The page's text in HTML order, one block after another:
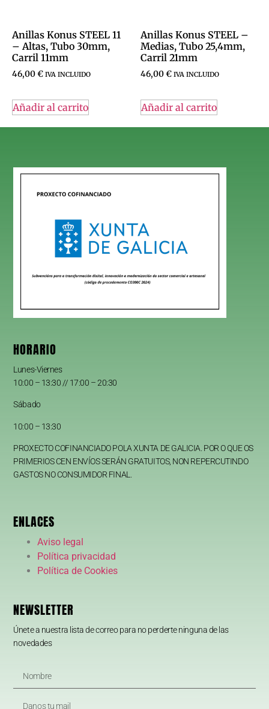
Anillas Konus STEEL 11
– Altas, Tubo 30mm,
Carril 11mm
46,00€ IVA INCLUIDO
Añadir al carrito
Anillas Konus STEEL –
Medias, Tubo 25,4mm,
Carril 21mm
46,00€ IVA INCLUIDO
Añadir al carrito
HORARIO
Lunes-Viernes
10:00 – 13:30 // 17:00 – 20:30
Sábado
10:00 – 13:30
PROXECTO COFINANCIADO POLA XUNTA DE GALICIA. POR O QUE OS
PRIMERIOS CEN ENVÍOS SERÁN GRATUITOS, NON REPERCUTINDO
GASTOS NO CONSUMIDOR FINAL.
ENLACES
Aviso legal
Política privacidad
Política de Cookies
NEWSLETTER
Únete a nuestra lista de correo para no perderte ninguna de las
novedades